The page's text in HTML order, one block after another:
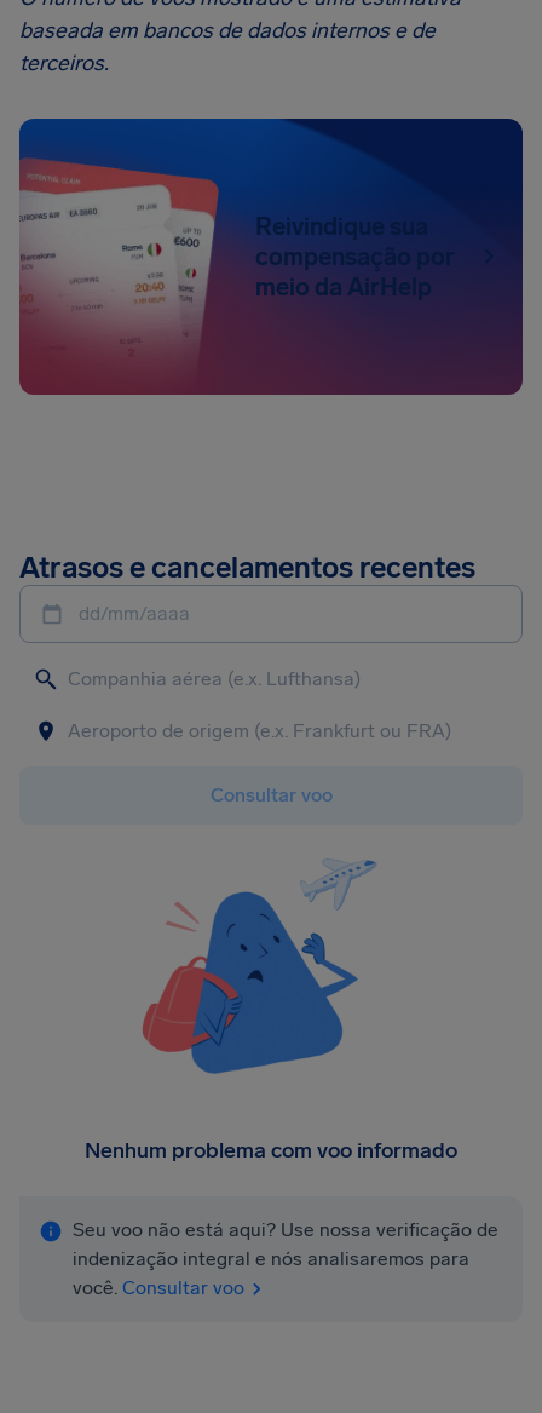
baseada em bancos de dados internos e de
terceiros.
Reivindique sua
compensação por
meio da AirHelp
Atrasos e cancelamentos recentes
dd/mm/aaaa
Consultar voo
Nenhum problema com voo informado
Seu voo não está aqui? Use nossa verificação de
indenização integral e nós analisaremos para
você. Consultar voo